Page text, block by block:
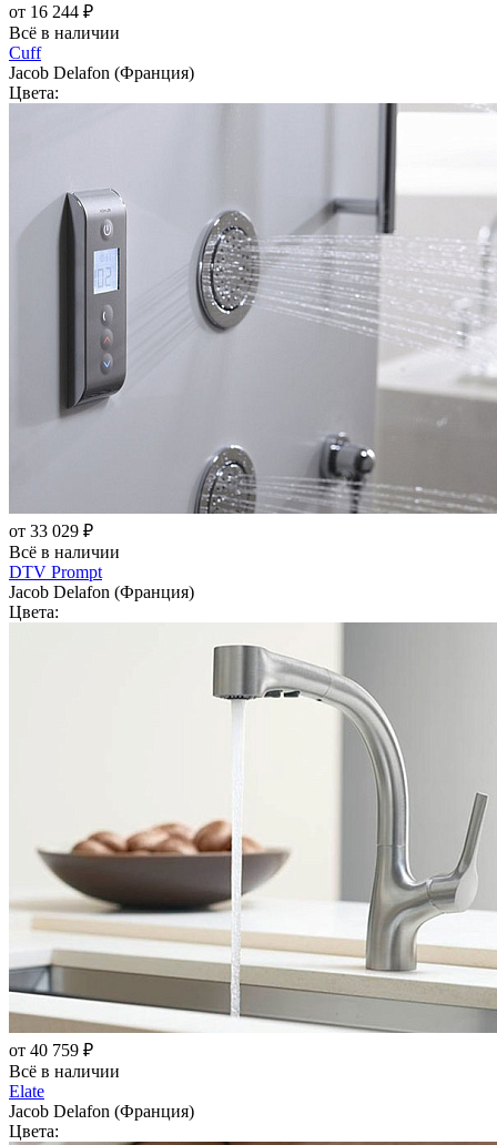
от 16 244 ₽
Всё в наличии
Cuff
Jacob Delafon (Франция)
Цвета:
от 33 029 ₽
Всё в наличии
DTV Prompt
Jacob Delafon (Франция)
Цвета:
от 40 759 ₽
Всё в наличии
Elate
Jacob Delafon (Франция)
Цвета: